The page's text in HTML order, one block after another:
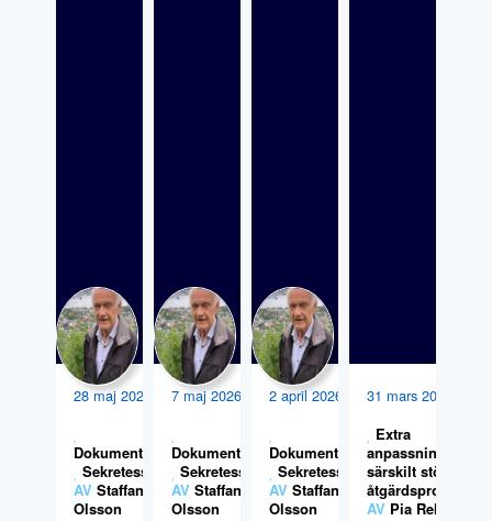
28 maj 2026
Dokumentation,
Sekretess
AV Staffan
Olsson
7 maj 2026
Dokumentation,
Sekretess
AV Staffan
Olsson
2 april 2026
Dokumentation,
Sekretess
AV Staffan
Olsson
31 mars 2026
Extra
anpassningar,
särskilt stöd och
åtgärdsprogram
AV Pia Rehn